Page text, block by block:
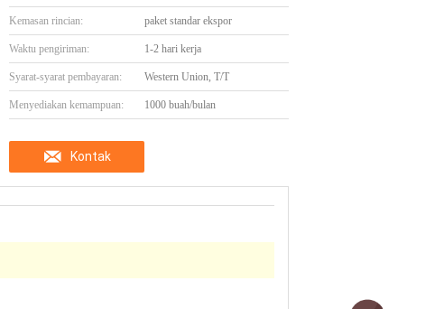
Kemasan rincian: paket standar ekspor
Waktu pengiriman: 1-2 hari kerja
Syarat-syarat pembayaran: Western Union, T/T
Menyediakan kemampuan: 1000 buah/bulan
Kontak